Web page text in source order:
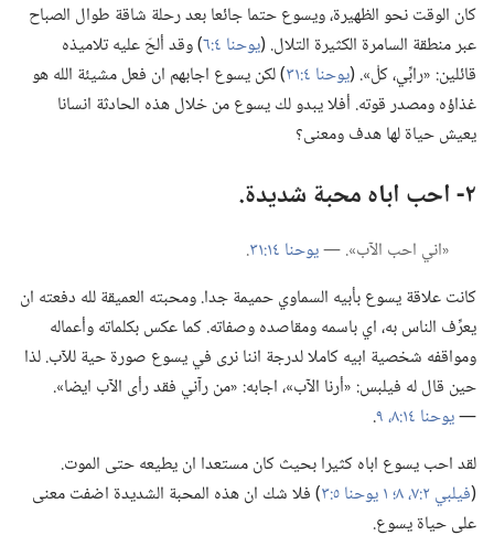
كان الوقت نحو الظهيرة،‏ ويسوع حتما جائعا بعد رحلة شاقة طوال الصباح
عبر منطقة السامرة الكثيرة التلال.‏ (‏يوحنا ٤:‏٦
‏)‏ وقد ألحّ عليه تلاميذه
قائلين:‏ «رابِّي،‏ كلْ».‏ (‏يوحنا ٤:‏٣١
‏)‏ لكن يسوع اجابهم ان فعل مشيئة الله هو
غذاؤه ومصدر قوته.‏ أفلا يبدو لك يسوع من خلال هذه الحادثة انسانا
يعيش حياة لها هدف ومعنى؟‏
٢-‏ احب اباه محبة شديدة.‏
‏«اني احب الآب».‏ —‏يوحنا ١٤:‏٣١
‏.‏
كانت علاقة يسوع بأبيه السماوي حميمة جدا.‏ ومحبته العميقة لله دفعته ان
يعرِّف الناس به،‏ اي باسمه ومقاصده وصفاته.‏ كما عكس بكلماته وأعماله
ومواقفه شخصية ابيه كاملا لدرجة اننا نرى في يسوع صورة حية للآب.‏ لذا
حين قال له فيلبس:‏ «أرنا الآب»،‏ اجابه:‏ «من رآني فقد رأى الآب ايضا».‏
—‏يوحنا ١٤:‏​٨،‏ ٩
‏.‏
لقد احب يسوع اباه كثيرا بحيث كان مستعدا ان يطيعه حتى الموت.‏
(‏فيلبي ٢:‏​٧،‏ ٨؛‏
‏)‏ فلا شك ان هذه المحبة الشديدة اضفت معنى
على حياة يسوع.‏